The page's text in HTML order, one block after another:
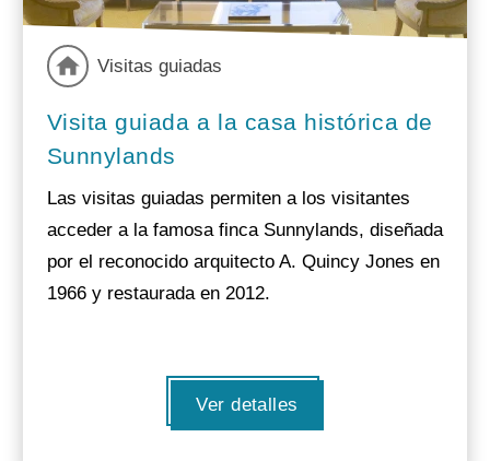
Visitas guiadas
Visita guiada a la casa histórica de
Sunnylands
Las visitas guiadas permiten a los visitantes
acceder a la famosa finca Sunnylands, diseñada
por el reconocido arquitecto A. Quincy Jones en
1966 y restaurada en 2012.
Ver detalles